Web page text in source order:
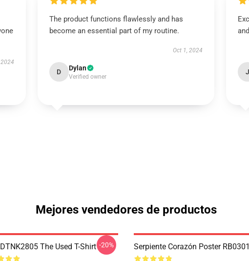
2024
The product functions flawlessly and has
become an essential part of my routine.
Oct 1, 2024
D Dylan
Verified owner
J
Mejores vendedores de productos
The Used T-Shirt -20% Serpiente Corazón Poster